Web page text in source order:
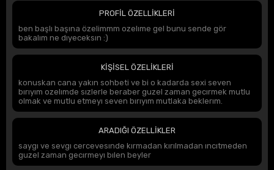
PROFİL ÖZELLİKLERİ
ben başlı başına özelimmm ozelıme gel bunu sende gör
bakalım ne dıyeceksın :)
KİŞİSEL ÖZELİKLERİ
konuskan cana yakın sohbeti ve bi o kadarda sexi seven
bırıyım ozelımde sızlerle beraber guzel zaman gecırmek mutlu
olmak ve mutlu etmeyı seven bırıyım mutlaka beklerım.
ARADIĞI ÖZELLİKLER
saygı ve sevgı cercevesınde kırmadan kırılmadan ıncıtmeden
guzel zaman gecırmeyı bılen beyler